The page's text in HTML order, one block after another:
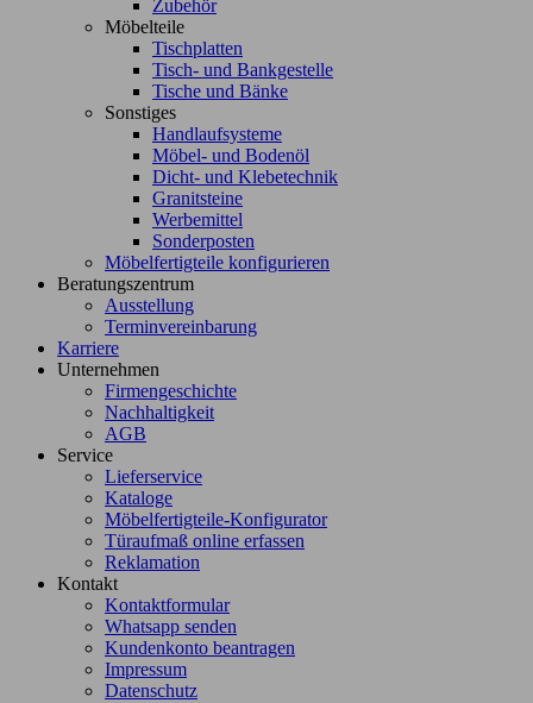
Zubehör
Möbelteile
Tischplatten
Tisch- und Bankgestelle
Tische und Bänke
Sonstiges
Handlaufsysteme
Möbel- und Bodenöl
Dicht- und Klebetechnik
Granitsteine
Werbemittel
Sonderposten
Möbelfertigteile konfigurieren
Beratungszentrum
Ausstellung
Terminvereinbarung
Karriere
Unternehmen
Firmengeschichte
Nachhaltigkeit
AGB
Service
Lieferservice
Kataloge
Möbelfertigteile-Konfigurator
Türaufmaß online erfassen
Reklamation
Kontakt
Kontaktformular
Whatsapp senden
Kundenkonto beantragen
Impressum
Datenschutz